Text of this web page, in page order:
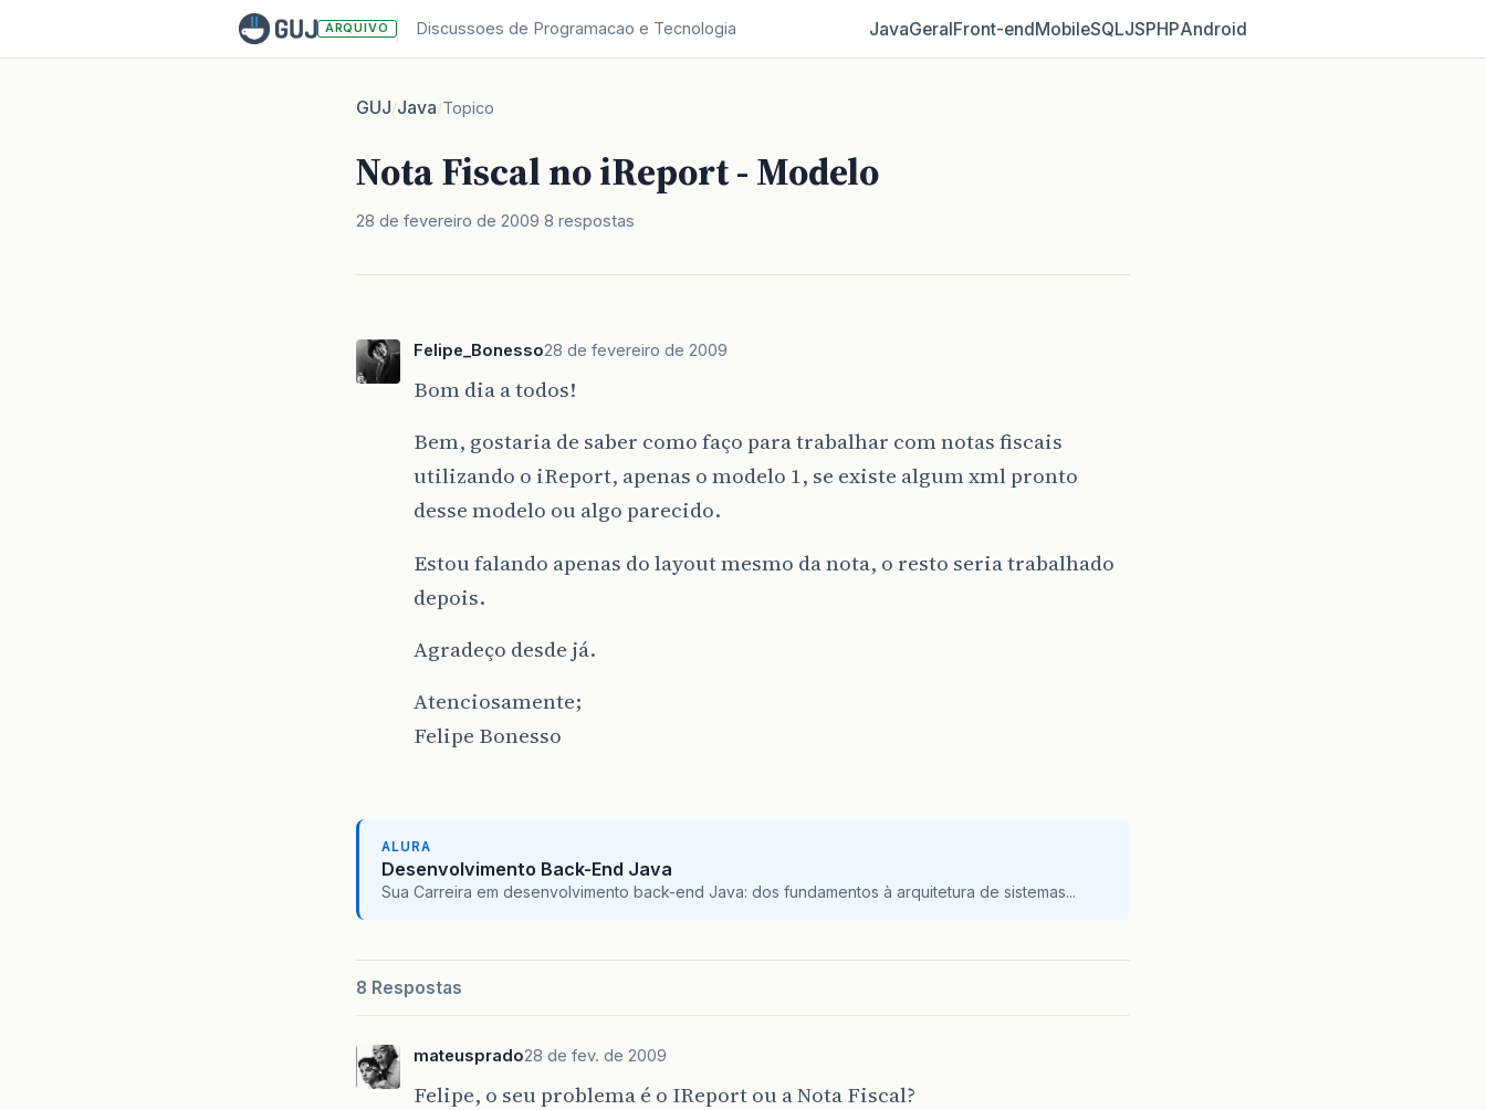
ARQUIVO Discussoes de Programacao e Tecnologia JavaGeralFront‑endMobileSQLJSPHPAndroid
GUJ/Java/Topico
Nota Fiscal no iReport - Modelo
28 de fevereiro de 2009 8 respostas
Felipe_Bonesso28 de fevereiro de 2009
Bom dia a todos!
Bem, gostaria de saber como faço para trabalhar com notas fiscais
utilizando o iReport, apenas o modelo 1, se existe algum xml pronto
desse modelo ou algo parecido.
Estou falando apenas do layout mesmo da nota, o resto seria trabalhado
depois.
Agradeço desde já.
Atenciosamente;
Felipe Bonesso
ALURA
Desenvolvimento Back-End Java
Sua Carreira em desenvolvimento back-end Java: dos fundamentos à arquitetura de sistemas...
8 Respostas
mateusprado28 de fev. de 2009
Felipe, o seu problema é o IReport ou a Nota Fiscal?